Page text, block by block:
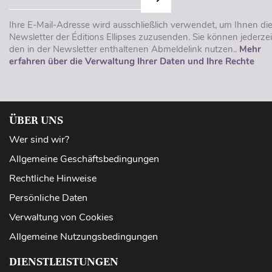
Ihre E-Mail-Adresse wird ausschließlich verwendet, um Ihnen die
Newsletter der Éditions Ellipses zuzusenden. Sie können
den in der Newsletter enthaltenen Abmeldelink nutzen.. Mehr
erfahren über die Verwaltung Ihrer Daten und Ihre Rechte
ÜBER UNS
Wer sind wir?
Allgemeine Geschäftsbedingungen
Rechtliche Hinweise
Persönliche Daten
Verwaltung von Cookies
Allgemeine Nutzungsbedingungen
DIENSTLEISTUNGEN